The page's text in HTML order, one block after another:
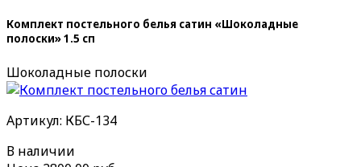
Комплект постельного белья сатин «Шоколадные
полоски» 1.5 сп
Шоколадные полоски
Артикул: КБС-134
В наличии